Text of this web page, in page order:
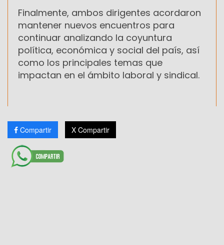
Finalmente, ambos dirigentes acordaron
mantener nuevos encuentros para
continuar analizando la coyuntura
política, económica y social del país, así
como los principales temas que
impactan en el ámbito laboral y sindical.
Compartir X Compartir